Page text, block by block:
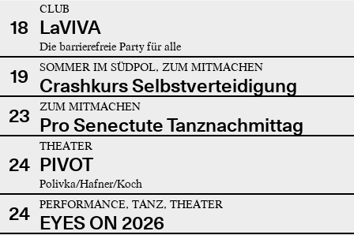
18
CLUB
LaVIVA
Die barrierefreie Party für alle
19 SOMMER IM SÜDPOL, ZUM MITMACHEN
Crashkurs Selbstverteidigung
23
ZUM MITMACHEN
Pro Senectute Tanznachmittag
24
THEATER
PIVOT
Polivka/Hafner/Koch
24 PERFORMANCE, TANZ, THEATER
EYES ON 2026